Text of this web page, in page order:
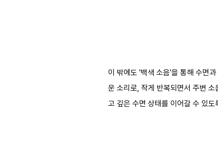
이 밖에도 '백색 소음'을 통해 수면
운 소리로, 작게 반복되면서 주변
고 깊은 수면 상태를 이어갈 수 있도